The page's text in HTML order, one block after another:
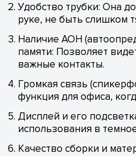
Удобство трубки: Она
руке, не быть слишком
Наличие АОН
памяти: Позволяет
важные контакты.
Громкая связь
функция для офиса,
Дисплей и его
использования в
Качество сборки и